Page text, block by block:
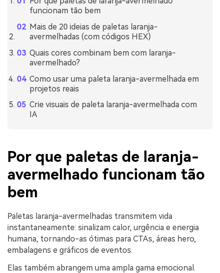
funcionam tão bem
Mais de 20 ideias de paletas laranja-
avermelhadas (com códigos HEX)
Quais cores combinam bem com laranja-
avermelhado?
Como usar uma paleta laranja-avermelhada em
projetos reais
Crie visuais de paleta laranja-avermelhada com
IA
Por que paletas de laranja-
avermelhado funcionam tão
bem
Paletas laranja-avermelhadas transmitem vida
instantaneamente: sinalizam calor, urgência e energia
humana, tornando-as ótimas para CTAs, áreas hero,
embalagens e gráficos de eventos.
Elas também abrangem uma ampla gama emocional.